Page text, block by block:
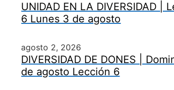
UNIDAD EN LA DIVERSIDAD |
6 Lunes 3 de agosto
agosto 2, 2026
DIVERSIDAD DE DONES |
de agosto Lección 6